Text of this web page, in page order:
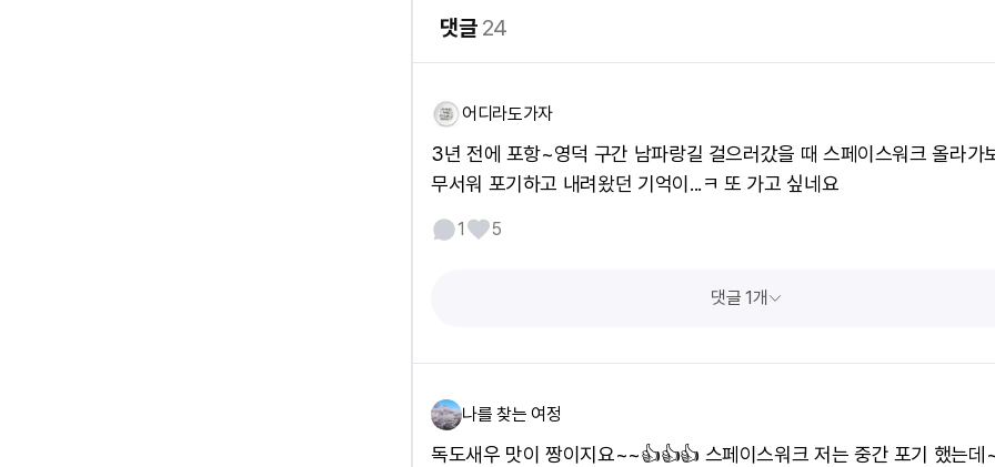
댓글24
어디라도가자
3년 전에 포항~영덕 구간 남파랑길 걸으러갔을 때 스페이스워크 올라가
무서워 포기하고 내려왔던 기억이...ㅋ 또 가고 싶네요
1 5
댓글 1개
나를 찾는 여정
독도새우 맛이 짱이지요~~👍👍👍 스페이스워크 저는 중간 포기 했는